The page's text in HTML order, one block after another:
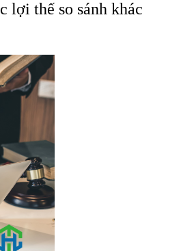
lợi thế so sánh khác